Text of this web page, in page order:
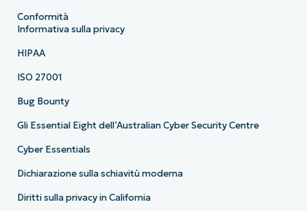
Conformità
Informativa sulla privacy
HIPAA
ISO 27001
Bug Bounty
Gli Essential Eight dell’Australian Cyber Security Centre
Cyber Essentials
Dichiarazione sulla schiavitù moderna
Diritti sulla privacy in California